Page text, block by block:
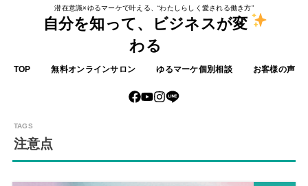
潜在意識×ゆるマーケで叶える、“わたしらしく愛される働き方”
自分を知って、ビジネスが変
わる
TOP 無料オンラインサロン ゆるマーケ個別相談 お客様の声
注意点